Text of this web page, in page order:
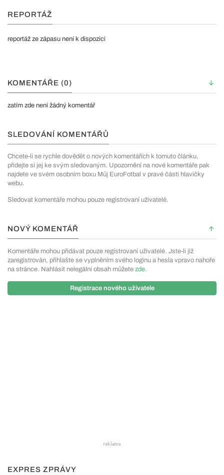
REPORTÁŽ
reportáž ze zápasu není k dispozici
KOMENTÁŘE (0)
zatím zde není žádný komentář
SLEDOVÁNÍ KOMENTÁŘŮ
Chcete-li se rychle dovědět o nových komentářích k tomuto článku,
přidejte si jej ke svým sledovaným. Upozornění na nové komentáře pak
najdete ve svém osobním boxu Můj EuroFotbal v pravé části hlavičky
webu.
Sledovat komentáře mohou pouze registrovaní uživatelé.
NOVÝ KOMENTÁŘ
Komentáře mohou přidávat pouze registrovaní uživatelé. Jste-li již
zaregistrován, přihlašte se vyplněním svého loginu a hesla vpravo nahoře
na stránce. Nahlásit nelegální obsah můžete zde.
Registrace nového uživatele
EXPRES ZPRÁVY